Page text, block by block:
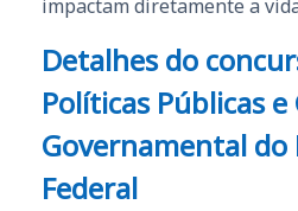
impactam diretamente a
Detalhes do
Políticas Públicas e
Governamental
Federal